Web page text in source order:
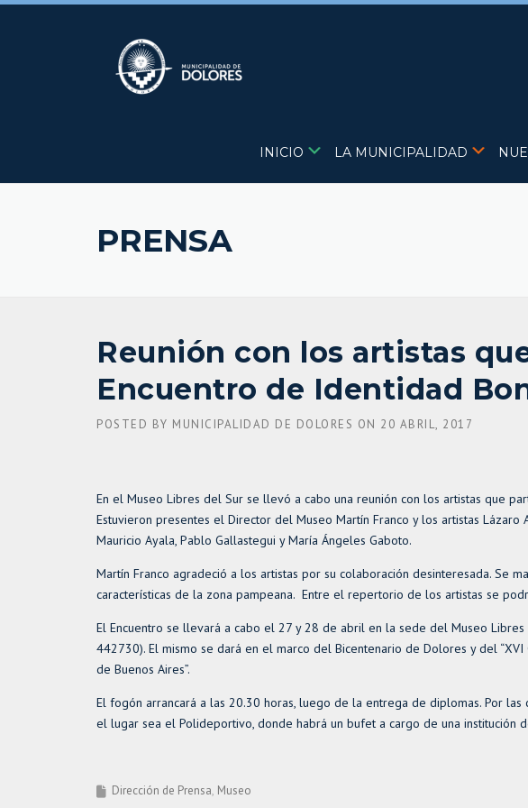
Skip
INICIO LA MUNICIPALIDAD
PRENSA
Reunión con los artistas
Encuentro de Identidad
POSTED BY MUNICIPALIDAD DE DOLORES ON 20 ABRIL, 2017
En el Museo Libres del Sur se llevó a cabo una reunión con los artistas que
Estuvieron presentes el Director del Museo Martín Franco y los artistas Lázaro
Mauricio Ayala, Pablo Gallastegui y María Ángeles Gaboto.
Martín Franco agradeció a los artistas por su colaboración desinteresada. Se
características de la zona pampeana. Entre el repertorio de los artistas se
El Encuentro se llevará a cabo el 27 y 28 de abril en la sede del Museo
442730). El mismo se dará en el marco del Bicentenario de Dolores y del
de Buenos Aires”.
El fogón arrancará a las 20.30 horas, luego de la entrega de diplomas. Por
el lugar sea el Polideportivo, donde habrá un bufet a cargo de una institución
Dirección de Prensa Museo